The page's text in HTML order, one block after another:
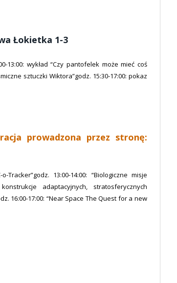
Łokietka 1-3
13:00: wykład “Czy pantofelek może mieć coś
sztuczki Wiktora”godz. 15:30-17:00: pokaz
prowadzona przez stronę:
13:00-14:00: “Biologiczne misje
adaptacyjnych, stratosferycznych
16:00-17:00: “Near Space The Quest for a new